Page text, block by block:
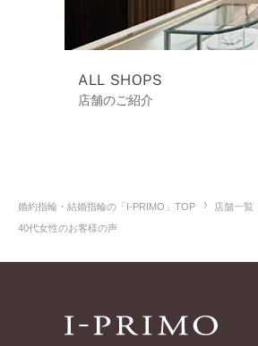
ALL SHOPS
店舗のご紹介
婚約指輪・結婚指輪の「I-PRIMO」TOP 店舗一覧
40代女性のお客様の声